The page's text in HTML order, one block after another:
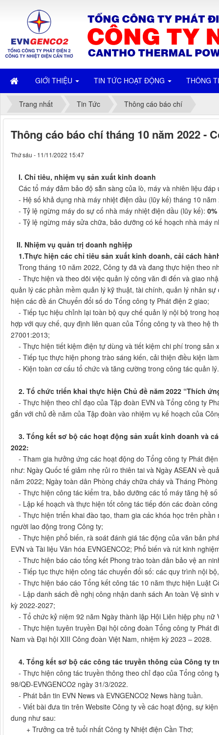
GIỚI THIỆU TIN TỨC HOẠT ĐỘNG THÔNG
Trang nhất Tin Tức Thông cáo báo chí
Thông cáo báo chí tháng 10 năm 2022 -
Thứ sáu - 11/11/2022 15:47
I. Chỉ tiêu, nhiệm vụ sản xuất kinh doanh
Các tổ máy đảm bảo độ sẵn sàng của lò, máy và nhiên liệu
- Hệ số khả dụng nhà máy nhiệt điện dầu (lũy kế) tháng 10
- Tỷ lệ ngừng máy do sự cố nhà máy nhiệt điện dầu (lũy kế): 0%
- Tỷ lệ ngừng máy sửa chữa, bảo dưỡng có kế hoạch nhà máy
II. Nhiệm vụ quản trị doanh nghiệp
1.Thực hiện các chỉ tiêu sản xuất kinh doanh, cải cách
Trong tháng 10 năm 2022, Công ty đã và đang thực hiện theo
- Thực hiện và theo dõi việc quản lý công văn đi đến và giao
quản lý các phần mềm quản lý kỹ thuật, tài chính, quản lý nhân
hiện các đề án Chuyển đổi số do Tổng công ty Phát điện 2 giao;
- Tiếp tục hiệu chỉnh lại toàn bộ quy chế quản lý nội bộ trong
hợp với quy chế, quy định liên quan của Tổng công ty và theo hệ
27001:2013;
- Thực hiện tiết kiệm điện tự dùng và tiết kiệm chi phí trong sản
- Tiếp tục thực hiện phong trào sáng kiến, cải thiện điều kiện
- Kiện toàn cơ cấu tổ chức và tăng cường trong công tác quản lý.
2. Tổ chức triển khai thực hiện Chủ đề năm 2022 “Thích
- Thực hiện theo chỉ đạo của Tập đoàn EVN và Tổng công ty
gắn với chủ đề năm của Tập đoàn vào nhiệm vụ kế hoạch của
3. Tổng kết sơ bộ các hoạt động sản xuất kinh doanh và
2022:
- Tham gia hưởng ứng các hoạt động do Tổng công ty Phát
như: Ngày Quốc tế giảm nhẹ rủi ro thiên tai và Ngày ASEAN về
năm 2022; Ngày toàn dân Phòng cháy chữa cháy và Tháng
- Thực hiện công tác kiểm tra, bảo dưỡng các tổ máy tăng hệ
- Lập kế hoạch và thực hiện tốt công tác tiếp đón các đoàn
- Thực hiện triển khai đào tạo, tham gia các khóa học trên
người lao động trong Công ty;
- Thực hiện phổ biến, rà soát đánh giá tác động của văn bản
EVN và Tài liệu Văn hóa EVNGENCO2; Phổ biến và rút kinh
- Thưc hiện báo cáo tổng kết Phong trào toàn dân bảo vệ an
- Tiếp tục thực hiện công tác chuyển đổi số: các quy trình nội
- Thực hiện báo cáo Tổng kết công tác 10 năm thực hiện Luật
- Lập danh sách đề nghị công nhận danh sách An toàn Vệ sinh
kỳ 2022-2027;
- Tổ chức kỷ niệm 92 năm Ngày thành lập Hội Liên hiệp phụ
- Thực hiện tuyên truyền Đại hội công đoàn Tổng công ty Phát
Nam và Đại hội XIII Công đoàn Việt Nam, nhiệm kỳ 2023 – 2028.
4. Tổng kết sơ bộ các công tác truyền thông của Công ty
- Thực hiện công tác truyền thông theo chỉ đạo của Tổng công
98/QĐ-EVNGENCO2 ngày 31/3/2022.
- Phát bản tin EVN News và EVNGENCO2 News hàng tuần.
- Viết bài đưa tin trên Website Công ty về các hoạt động, sự
dung như sau:
+ Trưởng ca trẻ tuổi nhất Công ty Nhiệt điện Cần Thơ;